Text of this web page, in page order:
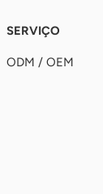
SERVIÇO
ODM / OEM